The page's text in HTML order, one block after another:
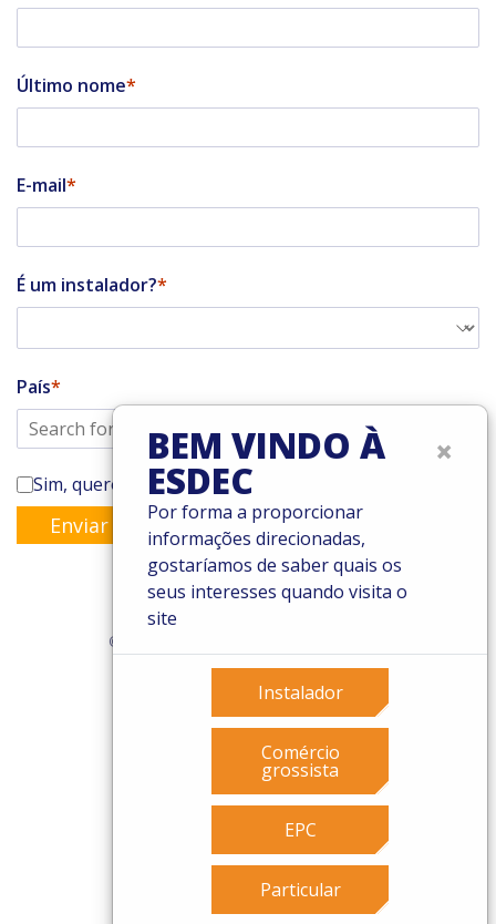
Último nome
E-mail
É um instalador?
País
Sim, quero subscrever a newsletter da Enstall
Enviar
© 2026 Esdec. Todos os direitos reservados
Patentes
Governance
Cookies
×
BEM VINDO À
ESDEC
Por forma a proporcionar
informações direcionadas,
gostaríamos de saber quais os
seus interesses quando visita o
site
Instalador
Comércio
grossista
EPC
Particular